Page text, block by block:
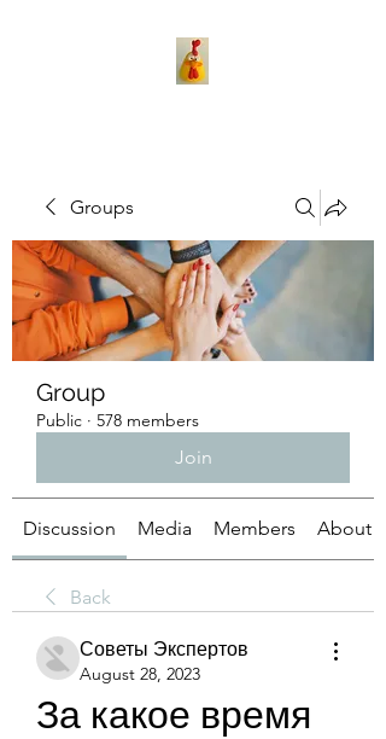
Groups
Group
Public · 578 members
Join
Discussion Media Members About
Back
Советы Экспертов
August 28, 2023
За какое время